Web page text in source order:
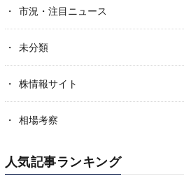
市況・注目ニュース
未分類
株情報サイト
相場考察
人気記事ランキング